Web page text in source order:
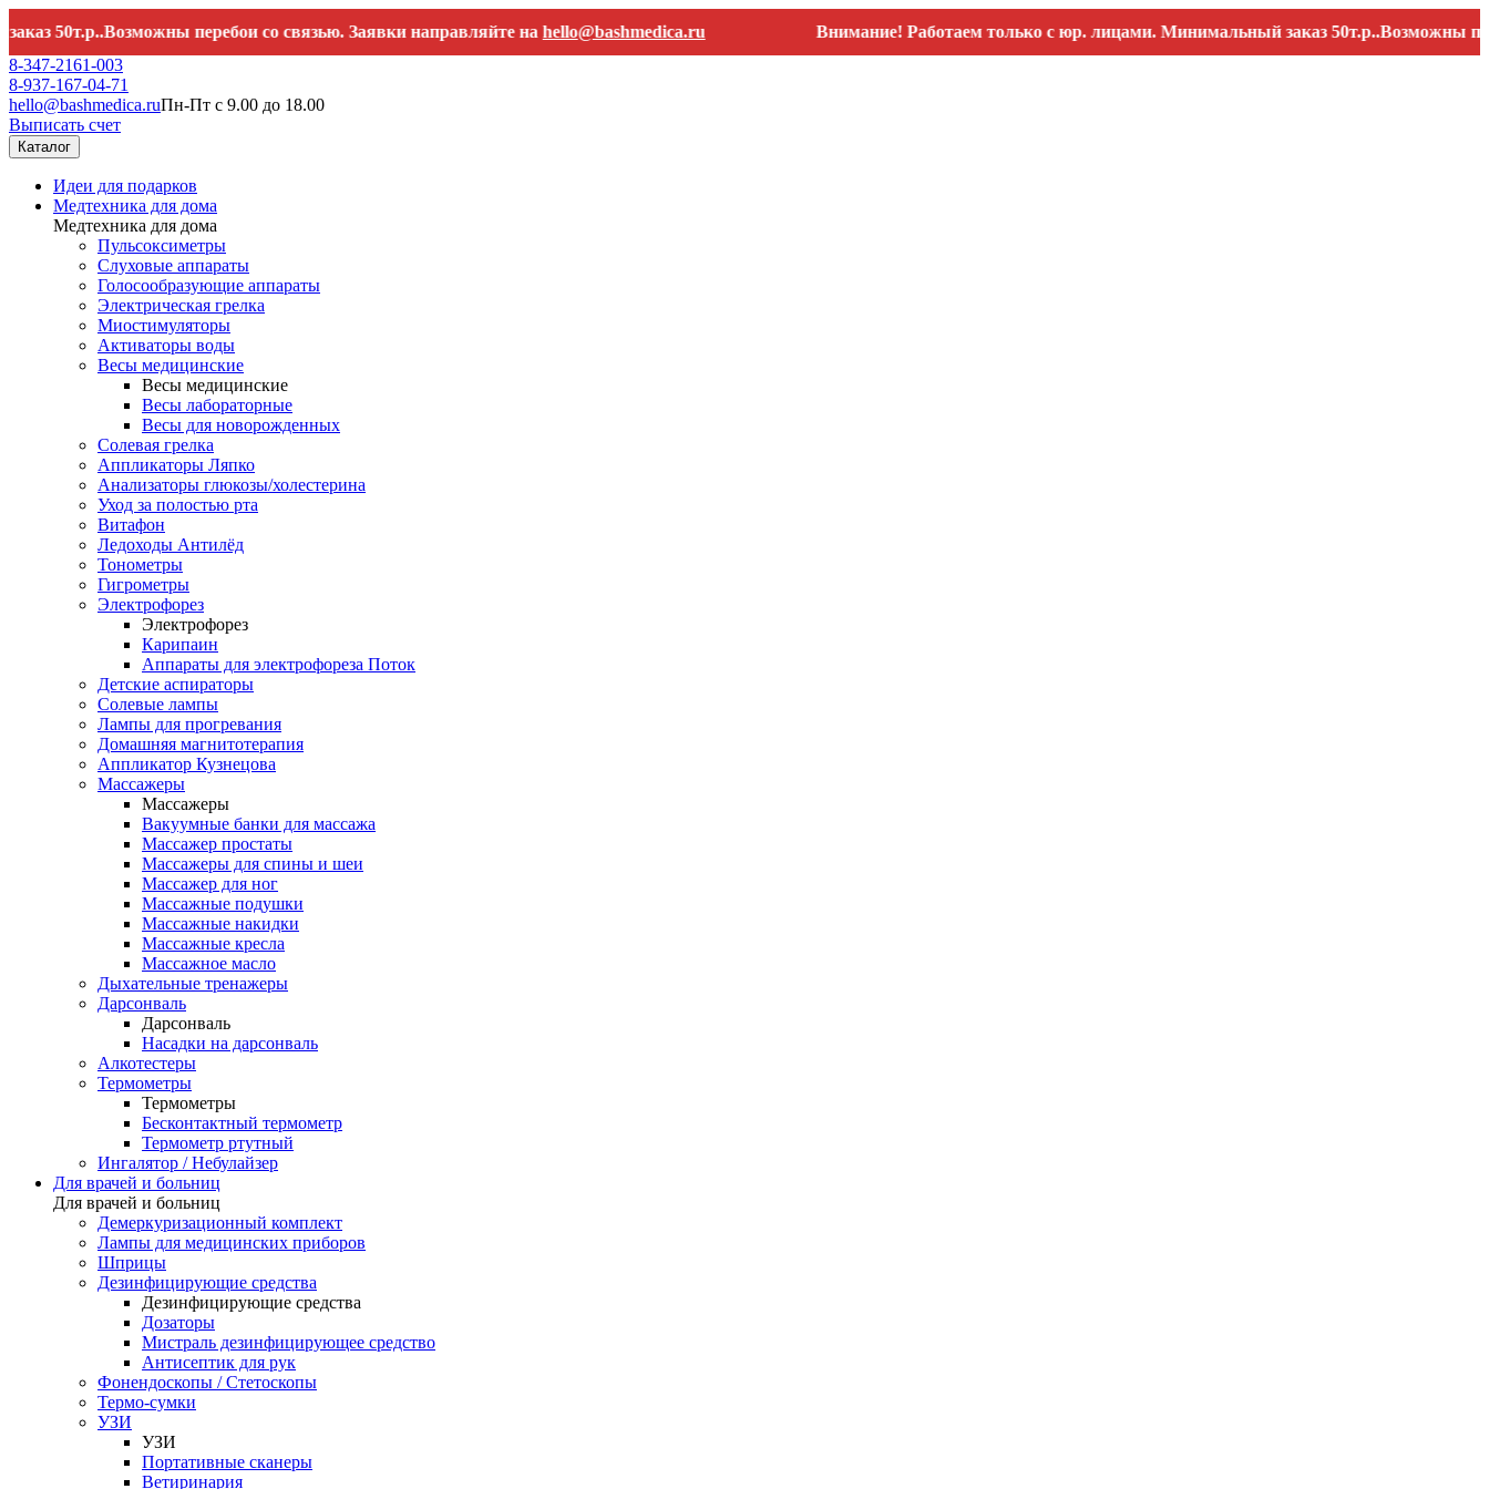
перебои со связью. Заявки направляйте наhello@bashmedica.ru
Внимание! Работаем только с юр. лицами. Минимальный заказ 50т.р..Возможны перебои
8-347-2161-003
8-937-167-04-71
hello@bashmedica.ruПн-Пт с 9.00 до 18.00
Выписать счет
Каталог
Идеи для подарков
Медтехника для дома
Медтехника для дома
Пульсоксиметры
Слуховые аппараты
Голосообразующие аппараты
Электрическая грелка
Миостимуляторы
Активаторы воды
Весы медицинские
Весы медицинские
Весы лабораторные
Весы для новорожденных
Солевая грелка
Аппликаторы Ляпко
Анализаторы глюкозы/холестерина
Уход за полостью рта
Витафон
Ледоходы Антилёд
Тонометры
Гигрометры
Электрофорез
Электрофорез
Карипаин
Аппараты для электрофореза Поток
Детские аспираторы
Солевые лампы
Лампы для прогревания
Домашняя магнитотерапия
Аппликатор Кузнецова
Массажеры
Массажеры
Вакуумные банки для массажа
Массажер простаты
Массажеры для спины и шеи
Массажер для ног
Массажные подушки
Массажные накидки
Массажные кресла
Массажное масло
Дыхательные тренажеры
Дарсонваль
Дарсонваль
Насадки на дарсонваль
Алкотестеры
Термометры
Термометры
Бесконтактный термометр
Термометр ртутный
Ингалятор / Небулайзер
Для врачей и больниц
Для врачей и больниц
Демеркуризационный комплект
Лампы для медицинских приборов
Шприцы
Дезинфицирующие средства
Дезинфицирующие средства
Дозаторы
Мистраль дезинфицирующее средство
Антисептик для рук
Фонендоскопы / Стетоскопы
Термо-сумки
УЗИ
УЗИ
Портативные сканеры
Ветиринария